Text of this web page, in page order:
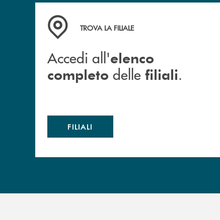
Accedi all' elenco completo delle filiali .
TROVA LA FILIALE
Accedi all'elenco
completo delle filiali.
FILIALI